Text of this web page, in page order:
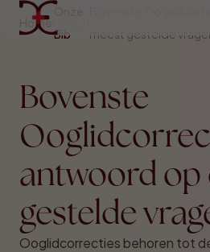
Home
Bib
meest gestelde
Bovenste
antwoord op
gestelde
Ooglidcorrecties behoren tot